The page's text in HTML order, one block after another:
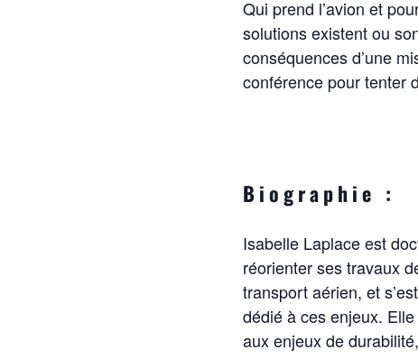
Qui prend l’avion et
solutions existent ou
conséquences d’une
conférence pour tenter
Biographie :
Isabelle Laplace est
réorienter ses travaux
transport aérien, et
dédié à ces enjeux.
aux enjeux de